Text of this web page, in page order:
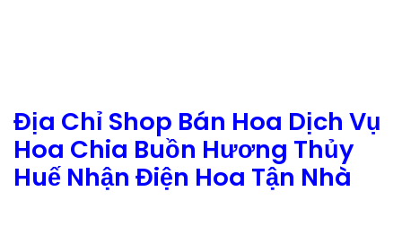
Địa Chỉ Shop Bán Hoa Dịch Vụ
Hoa Chia Buồn Hương Thủy
Huế Nhận Điện Hoa Tận Nhà